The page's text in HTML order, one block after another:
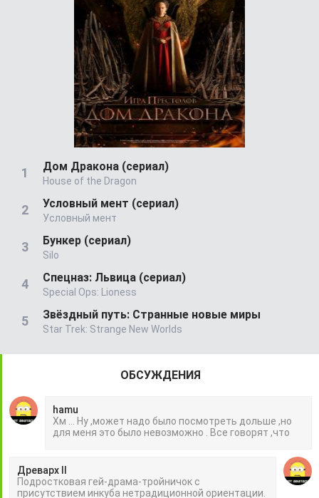
Дом Дракона (сериал)
House of the Dragon
Условный мент (сериал)
Условный мент
Бункер (сериал)
Silo
Спецназ: Львица (сериал)
Special Ops: Lioness
Звёздный путь: Странные новые миры
Star Trek: Strange New Worlds
ОБСУЖДЕНИЯ
hamu
Хм ... Ну ,может надо было посмотреть дольше ,но
для меня это было невозможно . Все говорят ,что
Древарх II
Подростковая гей-драма-тройничок с
присутствием инкуба нетрадиционной ориентации.